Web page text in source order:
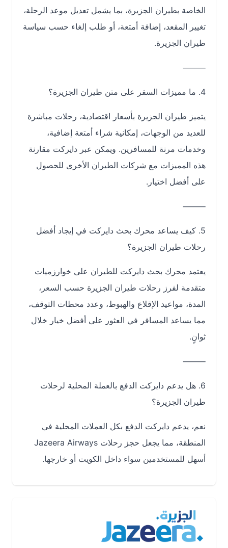
الخاصة بطيران الجزيرة، بما يشمل تعديل موعد الرحلة،
تغيير المقعد، إضافة أمتعة، أو طلب إلغاء حسب سياسة
طيران الجزيرة.
⸻
يتميز طيران الجزيرة بأسعار اقتصادية، رحلات مباشرة
للعديد من الوجهات، إمكانية شراء أمتعة إضافية،
وخدمات مرنة للمسافرين. ويمكن عبر دايركت مقارنة
هذه المميزات مع شركات الطيران الأخرى للحصول
على أفضل اختيار.
⸻
5. كيف يساعد محرك بحث دايركت في إيجاد أفضل
رحلات طيران الجزيرة؟
يعتمد محرك بحث دايركت للطيران على خوارزميات
متقدمة لفرز رحلات طيران الجزيرة حسب السعر،
المدة، مواعيد الإقلاع والهبوط، وعدد محطات التوقف،
مما يساعد المسافر في العثور على أفضل خيار خلال
⸻
6. هل يدعم دايركت الدفع بالعملة المحلية لرحلات
طيران الجزيرة؟
نعم، يدعم دايركت الدفع بكل العملات المحلية في
المنطقة، مما يجعل حجز رحلات Jazeera Airways
أسهل للمستخدمين سواء داخل الكويت أو خارجها.